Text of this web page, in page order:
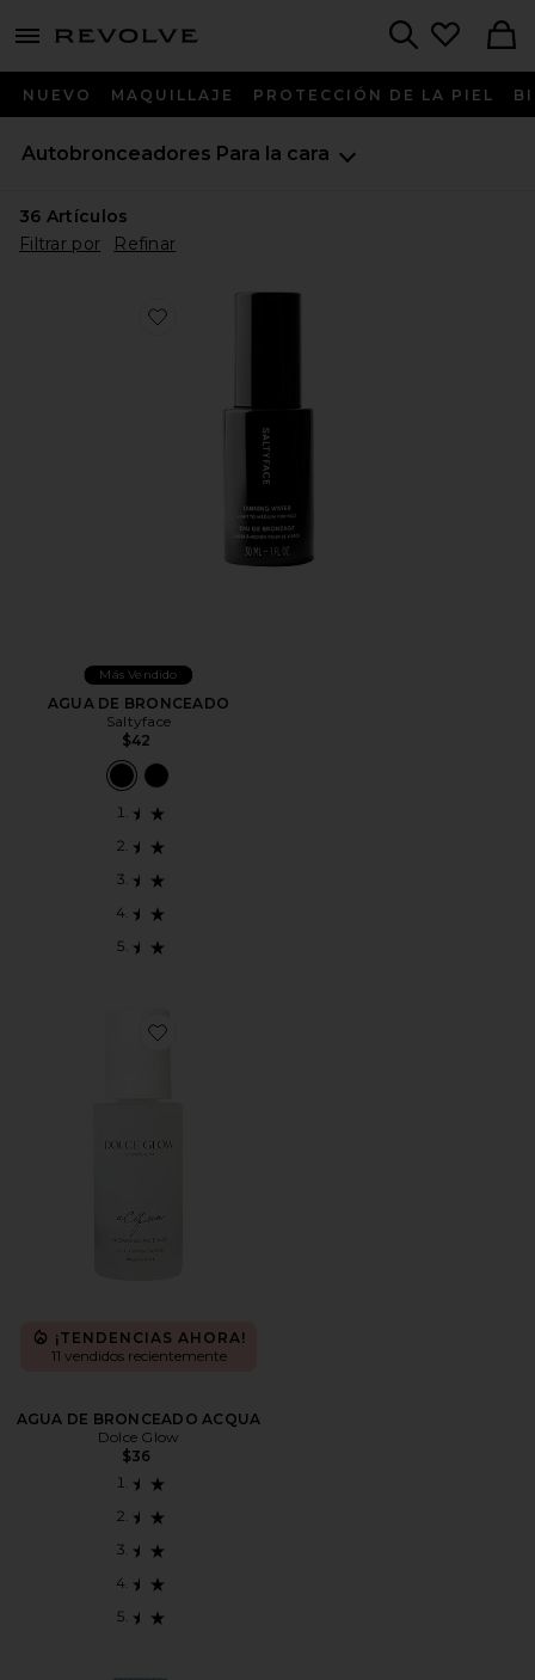
menu - shows more content
NUEVO MAQUILLAJE PROTECCIÓN DE LA PIEL
Autobronceadores Para la cara
36 Artículos
Filtrar por
Refinar
Favorite AGUA DE BRONCEADO
Más Vendido
AGUA DE BRONCEADO
Saltyface
$42
Favorite AGUA DE BRONCEADO ACQUA
¡TENDENCIAS AHORA!
11 vendidos recientemente
AGUA DE BRONCEADO ACQUA
Dolce Glow
$36